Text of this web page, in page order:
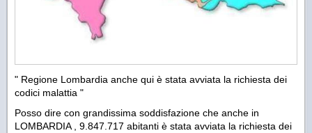
" Regione Lombardia anche qui è stata avviata la richiesta dei
codici malattia "
Posso dire con grandissima soddisfazione che anche in
LOMBARDIA , 9.847.717 abitanti è stata avviata la richiesta dei